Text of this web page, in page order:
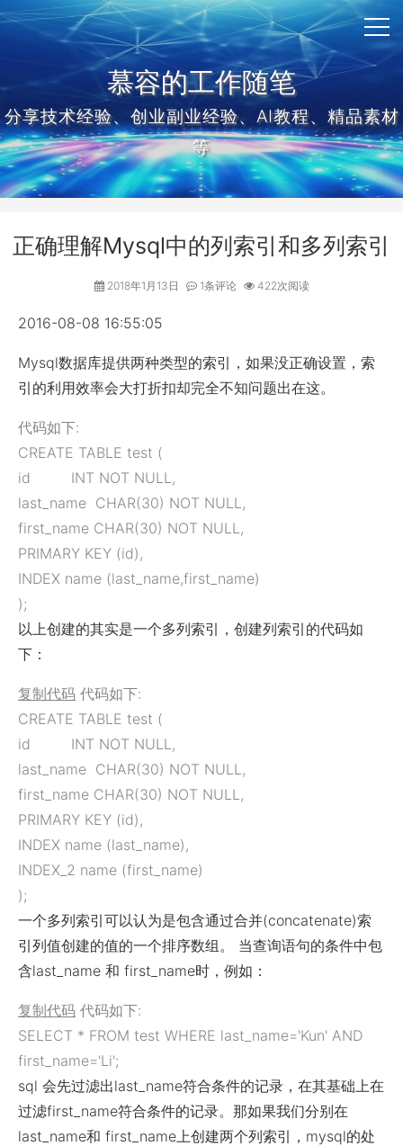
慕容的工作随笔
分享技术经验、创业副业经验、AI教程、精品素材
等
正确理解Mysql中的列索引和多列索引
2018年1月13日 1条评论 422次阅读
2016-08-08 16:55:05
Mysql数据库提供两种类型的索引，如果没正确设置，索
引的利用效率会大打折扣却完全不知问题出在这。
代码如下:
CREATE TABLE test (
id INT NOT NULL,
last_name CHAR(30) NOT NULL,
first_name CHAR(30) NOT NULL,
PRIMARY KEY (id),
INDEX name (last_name,first_name)
);
以上创建的其实是一个多列索引，创建列索引的代码如
下：
复制代码 代码如下:
CREATE TABLE test (
id INT NOT NULL,
last_name CHAR(30) NOT NULL,
first_name CHAR(30) NOT NULL,
PRIMARY KEY (id),
INDEX name (last_name),
INDEX_2 name (first_name)
);
一个多列索引可以认为是包含通过合并(concatenate)索
引列值创建的值的一个排序数组。 当查询语句的条件中包
含last_name 和 first_name时，例如：
复制代码 代码如下:
SELECT * FROM test WHERE last_name='Kun' AND
first_name='Li';
sql 会先过滤出last_name符合条件的记录，在其基础上在
过滤first_name符合条件的记录。那如果我们分别在
last_name和 first_name上创建两个列索引，mysql的处